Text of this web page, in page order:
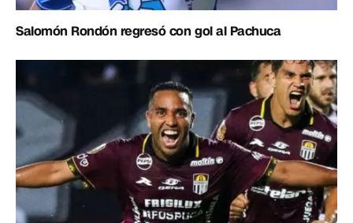
Salomón Rondón regresó con gol al Pachuca